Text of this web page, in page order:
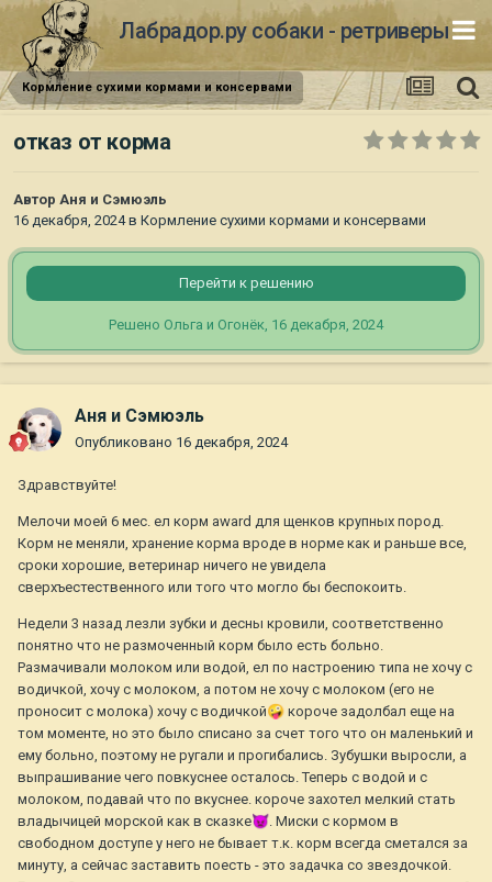
Лабрадор.ру собаки - ретриверы
Кормление сухими кормами и консервами
отказ от корма
Автор Аня и Сэмюэль
16 декабря, 2024в Кормление сухими кормами и консервами
Перейти к решению
Решено Ольга и Огонёк, 16 декабря, 2024
Аня и Сэмюэль
Опубликовано 16 декабря, 2024
Здравствуйте!
Мелочи моей 6 мес. ел корм award для щенков крупных пород.
Корм не меняли, хранение корма вроде в норме как и раньше все,
сроки хорошие, ветеринар ничего не увидела
сверхъестественного или того что могло бы беспокоить.
Недели 3 назад лезли зубки и десны кровили, соответственно
понятно что не размоченный корм было есть больно.
Размачивали молоком или водой, ел по настроению типа не хочу с
водичкой, хочу с молоком, а потом не хочу с молоком (его не
проносит с молока) хочу с водичкой🤪 короче задолбал еще на
том моменте, но это было списано за счет того что он маленький и
ему больно, поэтому не ругали и прогибались. Зубушки выросли, а
выпрашивание чего повкуснее осталось. Теперь с водой и с
молоком, подавай что по вкуснее. короче захотел мелкий стать
владычицей морской как в сказке👿 . Миски с кормом в
свободном доступе у него не бывает т.к. корм всегда сметался за
минуту, а сейчас заставить поесть - это задачка со звездочкой.